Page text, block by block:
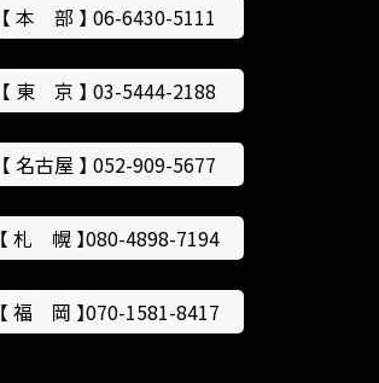
【 本 部 】 06-6430-5111
【 東 京 】 03-5444-2188
【 名古屋 】 052-909-5677
【 札 幌 】080-4898-7194
【 福 岡 】070-1581-8417